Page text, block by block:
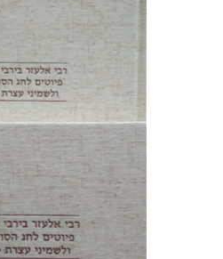
שולמית אליצור